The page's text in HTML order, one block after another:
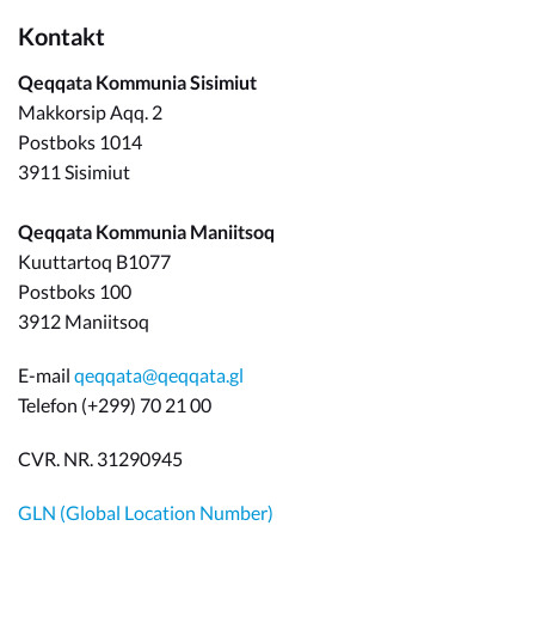
Kontakt
Qeqqata Kommunia Sisimiut
Makkorsip Aqq. 2
Postboks 1014
3911 Sisimiut
Qeqqata Kommunia Maniitsoq
Kuuttartoq B1077
Postboks 100
3912 Maniitsoq
E-mail qeqqata@qeqqata.gl
Telefon (+299) 70 21 00
CVR. NR. 31290945
GLN (Global Location Number)